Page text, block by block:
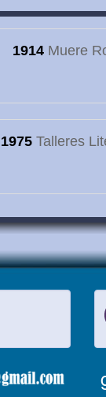
1914Muere
1975Talleres